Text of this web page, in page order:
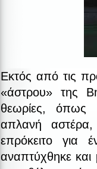
Εκτός από τις
«άστρου» της
θεωρίες, όπως
απλανή
επρόκειτο για
αναπτύχθηκε και